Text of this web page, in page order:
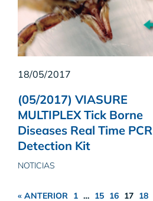
18/05/2017
(05/2017) VIASURE
MULTIPLEX Tick Borne
Diseases Real Time PCR
Detection Kit
NOTICIAS
« ANTERIOR 1 … 15 16 17 18